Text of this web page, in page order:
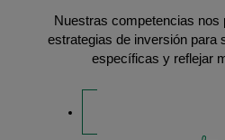
Nuestras competencias nos
estrategias de inversión para
específicas y reflejar